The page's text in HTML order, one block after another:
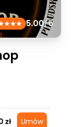
5.00/5
zł Umów